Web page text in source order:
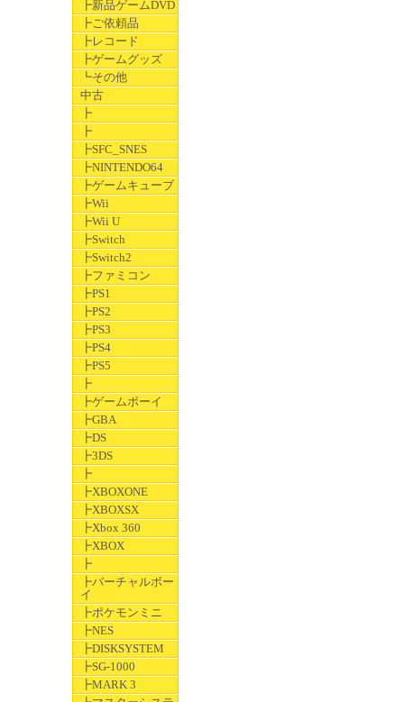
┣新品ゲームDVD
┣ご依頼品
┣レコード
┣ゲームグッズ
┗その他
中古
┣
┣
┣SFC_SNES
┣NINTENDO64
┣ゲームキューブ
┣Wii
┣Wii U
┣Switch
┣Switch2
┣ファミコン
┣PS1
┣PS2
┣PS3
┣PS4
┣PS5
┣
┣ゲームボーイ
┣GBA
┣DS
┣3DS
┣
┣XBOXONE
┣XBOXSX
┣Xbox 360
┣XBOX
┣
┣バーチャルボー
イ
┣ポケモンミニ
┣NES
┣DISKSYSTEM
┣SG-1000
┣MARK 3